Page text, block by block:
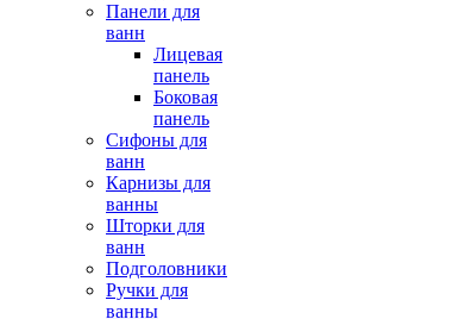
Панели для
ванн
Лицевая
панель
Боковая
панель
Сифоны для
ванн
Карнизы для
ванны
Шторки для
ванн
Подголовники
Ручки для
ванны